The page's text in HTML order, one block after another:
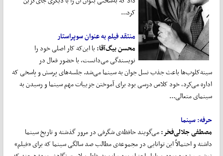
کرد...
منتقد فیلم به عنوان سوپراستار
محسن بیگآقا:با این‌که کار اصلی خود را
نویسندگی می‌دانست، با حضور فعال در
سینه‌کلوب‌ها باعث جذب نسل جوان به سینما می‌شد. جلسه‌های پرسش و پاسخی که
اداره می‌کرد، خود کلاس درسی بود برای آموختن جزییات مهم سینما و رسیدن به
سینمای متعالی...
حرفه: سینما
مصطفی جلالیفخر:می‏‌گویند حافظه‌ی شگرفی در مرور گذشته و تاریخ سینما
داشته و احتمالاً این توانایی در مجموعه‌ی مطالب صد سالگی سینما که برای «فیلم»